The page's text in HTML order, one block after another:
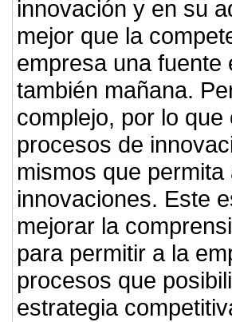
innovación y en su
mejor que la
empresa una fuente
también mañana.
complejo, por lo
procesos de
mismos que
innovaciones. Este
mejorar la
para permitir a la
procesos que
estrategia